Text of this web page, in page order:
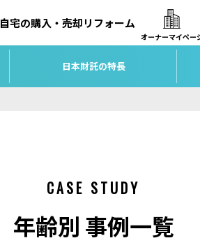
自宅の購入・売却リフォーム
オーナーマイペー
日本財託の特長
CASE STUDY
年齢別 事例一覧